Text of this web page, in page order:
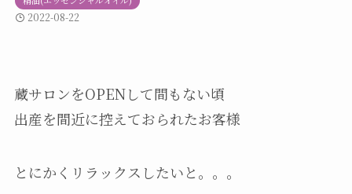
2022-08-22
蔵サロンをOPENして間もない頃
出産を間近に控えておられたお客様
とにかくリラックスしたいと。。。